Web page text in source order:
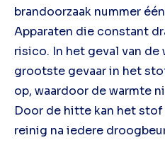
brandoorzaak nummer
Apparaten die constant
risico. In het geval van
grootste gevaar in het
op, waardoor de warmte
Door de hitte kan het stof
reinig na iedere